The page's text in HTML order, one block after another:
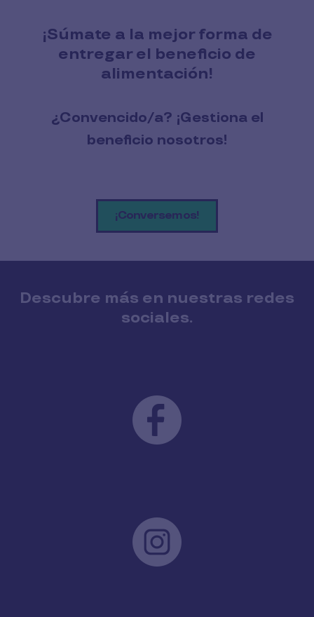
¡Súmate a la mejor forma de
entregar el beneficio de
alimentación!
¿Convencido/a? ¡Gestiona el
beneficio nosotros!
¡Conversemos!
Descubre más en nuestras redes
sociales.